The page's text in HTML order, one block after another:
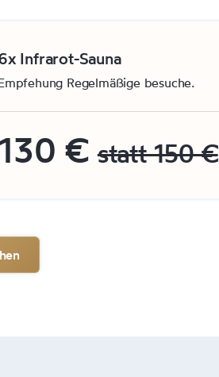
Infrarot-Sauna
Regelmäßige besuche.
130 €statt 150 €